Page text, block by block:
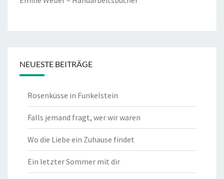
NEUESTE BEITRÄGE
Rosenküsse in Funkelstein
Falls jemand fragt, wer wir waren
Wo die Liebe ein Zuhause findet
Ein letzter Sommer mit dir